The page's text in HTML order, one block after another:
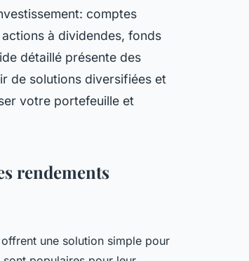
comptes
à dividendes, fonds
détaillé présente des
de solutions diversifiées et
votre portefeuille et
rendements
offrent une solution simple pour